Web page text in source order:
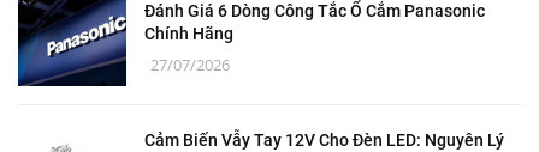
Đánh Giá 6 Dòng Công Tắc Ổ Cắm Panasonic
Chính Hãng
27/07/2026
Cảm Biến Vẫy Tay 12V Cho Đèn LED: Nguyên Lý